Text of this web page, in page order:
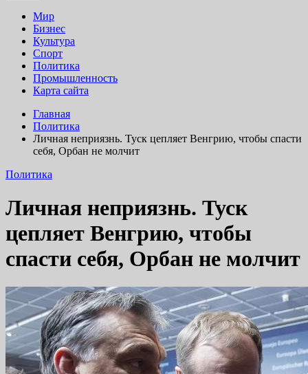
Мир
Бизнес
Культура
Спорт
Политика
Промышленность
Карта сайта
Главная
Политика
Личная неприязнь. Туск цепляет Венгрию, чтобы спасти
себя, Орбан не молчит
Политика
Личная неприязнь. Туск
цепляет Венгрию, чтобы
спасти себя, Орбан не молчит